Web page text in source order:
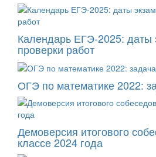
Календарь ЕГЭ-2025: даты
проверки работ
ОГЭ по математике 2022:
Демоверсия итогового
классе 2024 года